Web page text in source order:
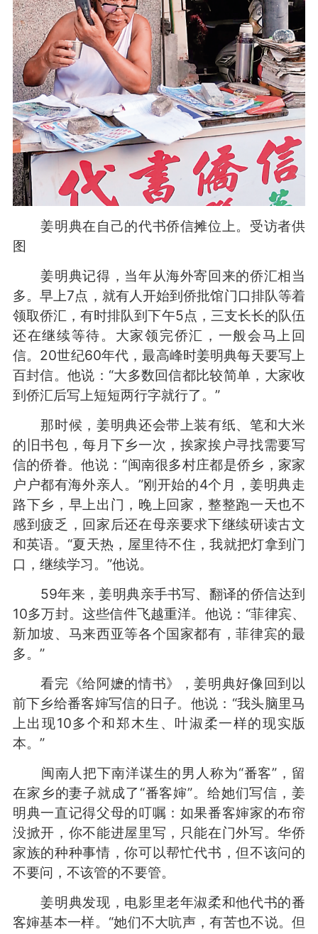
姜明典在自己的代书侨信摊位上。受访者供
图
姜明典记得，当年从海外寄回来的侨汇相当
多。早上7点，就有人开始到侨批馆门口排队等着
领取侨汇，有时排队到下午5点，三支长长的队伍
还在继续等待。大家领完侨汇，一般会马上回
信。20世纪60年代，最高峰时姜明典每天要写上
百封信。他说：“大多数回信都比较简单，大家收
到侨汇后写上短短两行字就行了。”
那时候，姜明典还会带上装有纸、笔和大米
的旧书包，每月下乡一次，挨家挨户寻找需要写
信的侨眷。他说：“闽南很多村庄都是侨乡，家家
户户都有海外亲人。”刚开始的4个月，姜明典走
路下乡，早上出门，晚上回家，整整跑一天也不
感到疲乏，回家后还在母亲要求下继续研读古文
和英语。“夏天热，屋里待不住，我就把灯拿到门
口，继续学习。”他说。
59年来，姜明典亲手书写、翻译的侨信达到
10多万封。这些信件飞越重洋。他说：“菲律宾、
新加坡、马来西亚等各个国家都有，菲律宾的最
多。”
看完《给阿嬷的情书》，姜明典好像回到以
前下乡给番客婶写信的日子。他说：“我头脑里马
上出现10多个和郑木生、叶淑柔一样的现实版
本。”
闽南人把下南洋谋生的男人称为“番客”，留
在家乡的妻子就成了“番客婶”。给她们写信，姜
明典一直记得父母的叮嘱：如果番客婶家的布帘
没掀开，你不能进屋里写，只能在门外写。华侨
家族的种种事情，你可以帮忙代书，但不该问的
不要问，不该管的不要管。
姜明典发现，电影里老年淑柔和他代书的番
客婶基本一样。“她们不大吭声，有苦也不说。但